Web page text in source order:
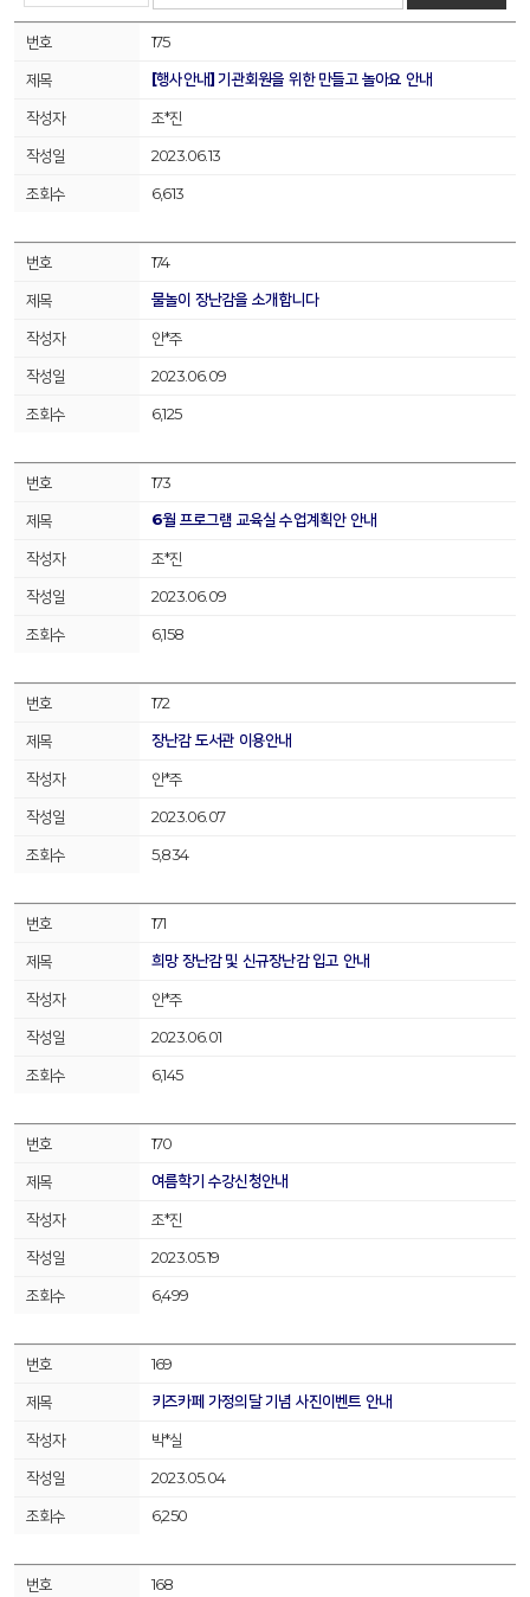
175
[행사안내] 기관회원을 위한 만들고 놀아요 안내
조*진
2023.06.13
6,613
174
물놀이 장난감을 소개합니다
안*주
2023.06.09
6,125
173
6월 프로그램 교육실 수업계획안 안내
조*진
2023.06.09
6,158
172
장난감 도서관 이용안내
안*주
2023.06.07
5,834
171
희망 장난감 및 신규장난감 입고 안내
안*주
2023.06.01
6,145
170
여름학기 수강신청안내
조*진
2023.05.19
6,499
169
키즈카페 가정의달 기념 사진이벤트 안내
박*실
2023.05.04
6,250
168